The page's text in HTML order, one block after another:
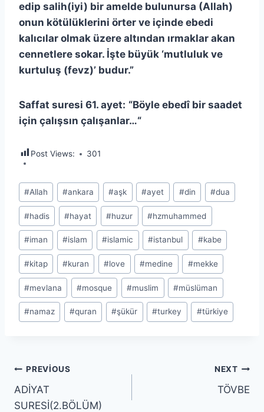
edip salih(iyi) bir amelde bulunursa (Allah)
onun kötülüklerini örter ve içinde ebedi
kalıcılar olmak üzere altından ırmaklar akan
cennetlere sokar. İşte büyük ‘mutluluk ve
kurtuluş (fevz)’ budur.”
Saffat suresi 61. ayet: “Böyle ebedî bir saadet
için çalışsın çalışanlar…“
Post Views: 301
Post
Tags:
#Allah #ankara #aşk #ayet #din #dua
#hadis #hayat #huzur #hzmuhammed
#iman #islam #islamic #istanbul #kabe
#kitap #kuran #love #medine #mekke
#mevlana #mosque #muslim #müslüman
#namaz #quran #şükür #turkey #türkiye
Yazı
gezinmesi
PREVIOUS
ADİYAT
SURESİ(2.BÖLÜM)
NEXT
TÖVBE